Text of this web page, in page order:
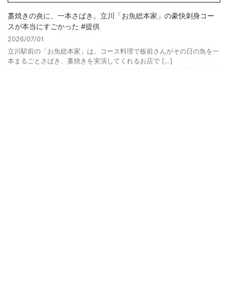
藁焼きの炎に、一本さばき。立川「お魚総本家」の豪快刺身コー
スが本当にすごかった #提供
2026/07/01
立川駅前の「お魚総本家」は、コース料理で板前さんがその日の魚を一
本まるごとさばき、藁焼きを実演してくれるお店で […]